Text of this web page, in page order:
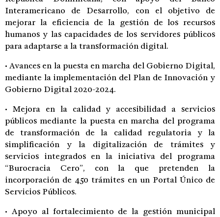
Interamericano de Desarrollo, con el objetivo de
mejorar la eficiencia de la gestión de los recursos
humanos y las capacidades de los servidores públicos
para adaptarse a la transformación digital.
• Avances en la puesta en marcha del Gobierno Digital,
mediante la implementación del Plan de Innovación y
Gobierno Digital 2020-2024.
• Mejora en la calidad y accesibilidad a servicios
públicos mediante la puesta en marcha del programa
de transformación de la calidad regulatoria y la
simplificación y la digitalización de trámites y
servicios integrados en la iniciativa del programa
“Burocracia Cero”, con la que pretenden la
incorporación de 450 trámites en un Portal Único de
Servicios Públicos.
• Apoyo al fortalecimiento de la gestión municipal